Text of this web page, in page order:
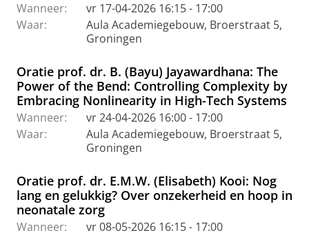
Wanneer:
vr 17-04-2026 16:15 - 17:00
Waar:
Aula Academiegebouw, Broerstraat 5,
Groningen
Oratie prof. dr. B. (Bayu) Jayawardhana: The
Power of the Bend: Controlling Complexity by
Embracing Nonlinearity in High-Tech Systems
Wanneer:
vr 24-04-2026 16:00 - 17:00
Waar:
Aula Academiegebouw, Broerstraat 5,
Groningen
Oratie prof. dr. E.M.W. (Elisabeth) Kooi: Nog
lang en gelukkig? Over onzekerheid en hoop in
neonatale zorg
Wanneer:
vr 08-05-2026 16:15 - 17:00